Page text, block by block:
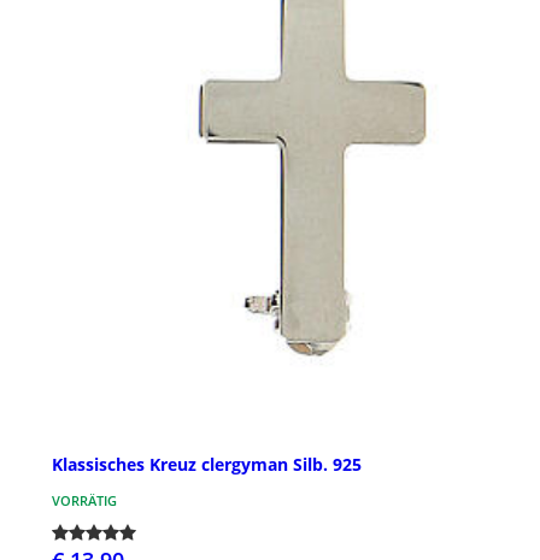
Klassisches Kreuz clergyman Silb. 925
VORRÄTIG